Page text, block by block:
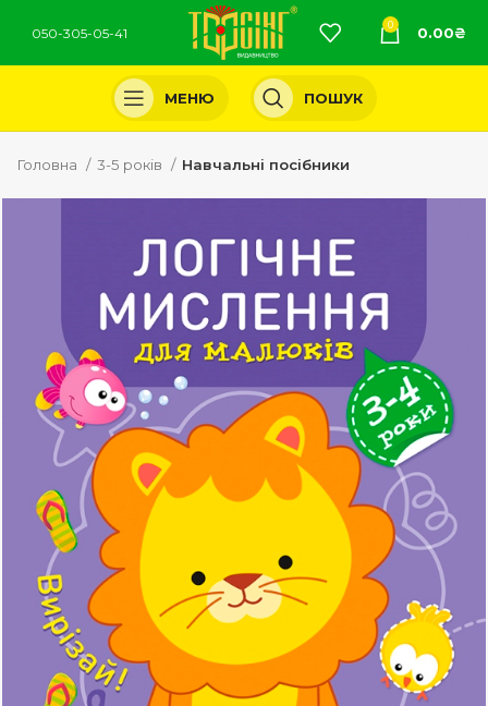
050-305-05-41
0 0.00₴
МЕНЮ ПОШУК
Головна 3-5 років Навчальні посібники